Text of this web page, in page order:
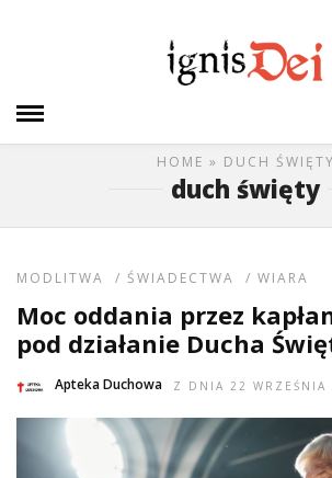
HOME » DUCH ŚWIĘTY
duch święty
MODLITWA / ŚWIADECTWA / WIARA
Moc oddania przez
pod działanie Ducha
Apteka Duchowa Z DNIA 22 WRZEŚNIA